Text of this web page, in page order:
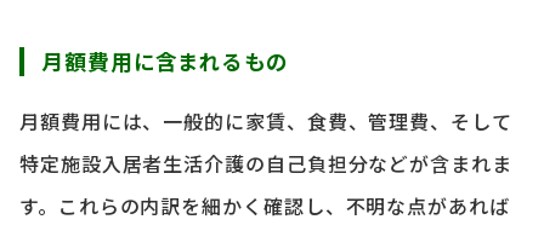
月額費用に含まれるもの
月額費用には、一般的に家賃、食費、管理費、そして
特定施設入居者生活介護の自己負担分などが含まれま
す。これらの内訳を細かく確認し、不明な点があれば